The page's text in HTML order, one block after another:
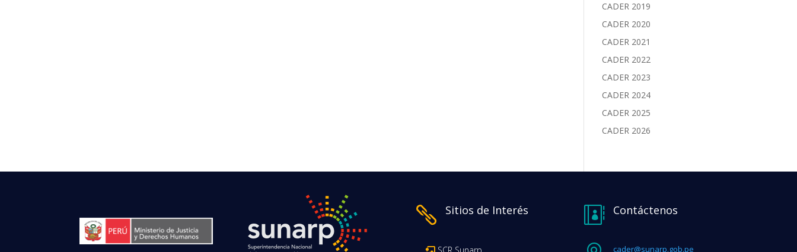
CADER 2019
CADER 2020
CADER 2021
CADER 2022
CADER 2023
CADER 2024
CADER 2025
CADER 2026
 Sitios de Interés
SCR Sunarp
 Contáctenos
cader@sunarp.gob.pe